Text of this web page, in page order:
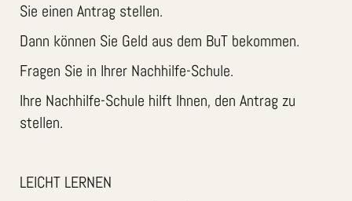
Sie einen Antrag stellen.
Dann können Sie Geld aus dem BuT bekommen.
Fragen Sie in Ihrer Nachhilfe-Schule.
Ihre Nachhilfe-Schule hilft Ihnen, den Antrag zu
stellen.
LEICHT LERNEN